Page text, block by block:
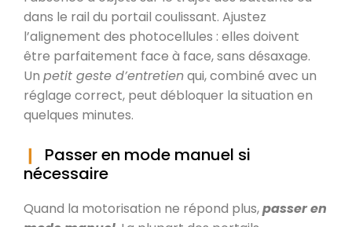
dans le rail du portail coulissant. Ajustez
l’alignement des photocellules : elles doivent
être parfaitement face à face, sans désaxage.
Un petit geste d’entretienqui, combiné avec un
réglage correct, peut débloquer la situation en
quelques minutes.
Passer en mode manuel si
nécessaire
Quand la motorisation ne répond plus,passer en